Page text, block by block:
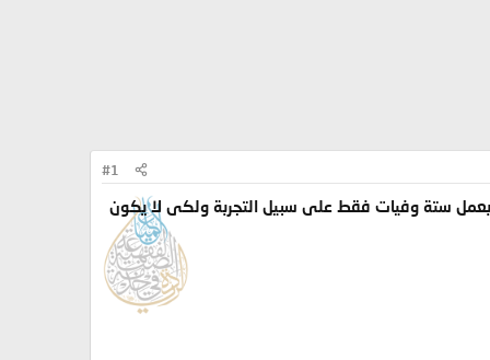
#1
بعمل ستة وفيات فقط على سبيل التجربة ولكى لا يكون